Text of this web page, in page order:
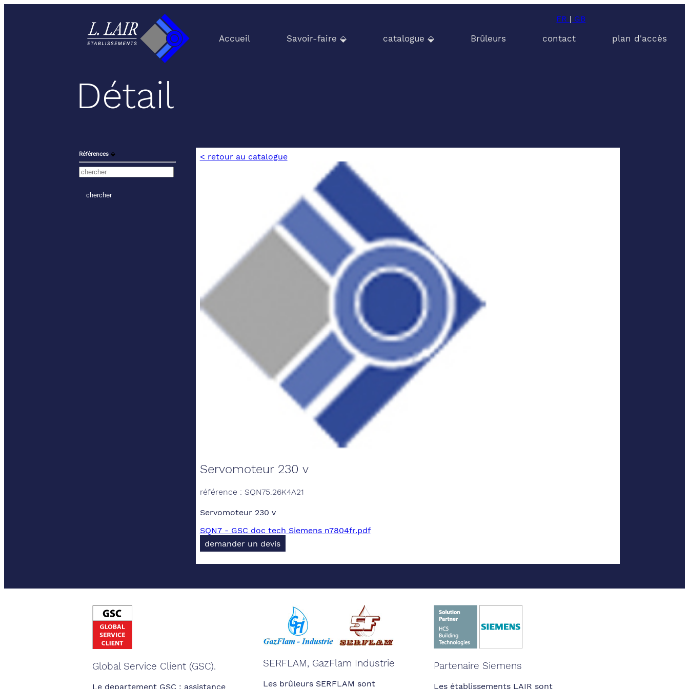
FR | GB
Accueil Savoir-faire ⬙ catalogue ⬙ Brûleurs contact plan d'accès
Détail
Références ⬙ < retour au catalogue
Servomoteur 230 v
référence : SQN75.26K4A21
Servomoteur 230 v
SQN7 - GSC doc tech Siemens n7804fr.pdf
demander un devis
Global Service Client (GSC).
Le departement GSC : assistance
SERFLAM, GazFlam Industrie
Les brûleurs SERFLAM sont
Partenaire Siemens
Les établissements LAIR sont